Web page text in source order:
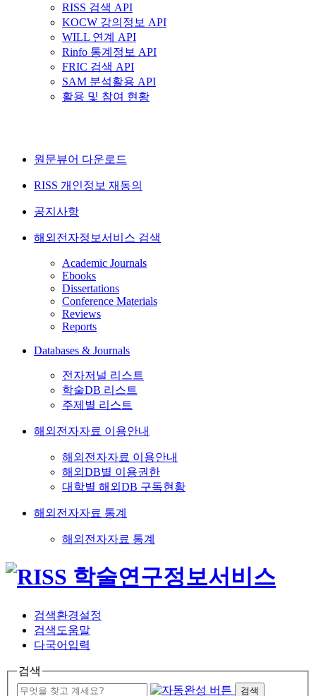
RISS 검색 API
KOCW 강의정보 API
WILL 연계 API
Rinfo 통계정보 API
FRIC 검색 API
SAM 분석활용 API
활용 및 참여 현황
원문뷰어 다운로드
RISS 개인정보 재동의
공지사항
해외전자정보서비스 검색
Academic Journals
Ebooks
Dissertations
Conference Materials
Reviews
Reports
Databases & Journals
전자저널 리스트
학술DB 리스트
주제별 리스트
해외전자자료 이용안내
해외전자자료 이용안내
해외DB별 이용권한
대학별 해외DB 구독현황
해외전자자료 통계
해외전자자료 통계
검색환경설정
검색도움말
다국어입력
검색
검색